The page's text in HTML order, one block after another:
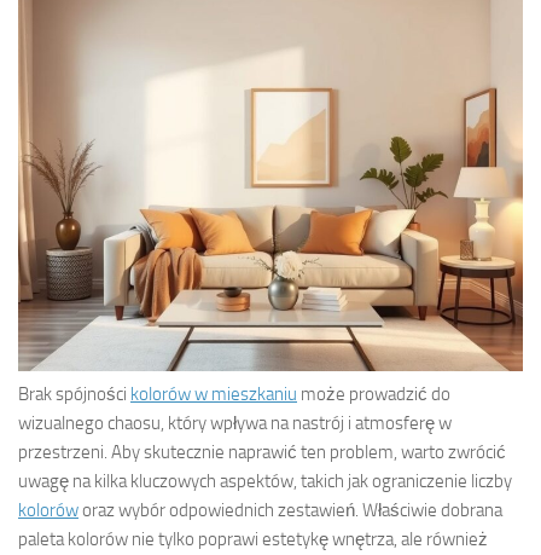
Brak spójności kolorów w mieszkaniu może prowadzić do
wizualnego chaosu, który wpływa na nastrój i atmosferę w
przestrzeni. Aby skutecznie naprawić ten problem, warto zwrócić
uwagę na kilka kluczowych aspektów, takich jak ograniczenie liczby
koloróworaz wybór odpowiednich zestawień. Właściwie dobrana
paleta kolorów nie tylko poprawi estetykę wnętrza, ale również